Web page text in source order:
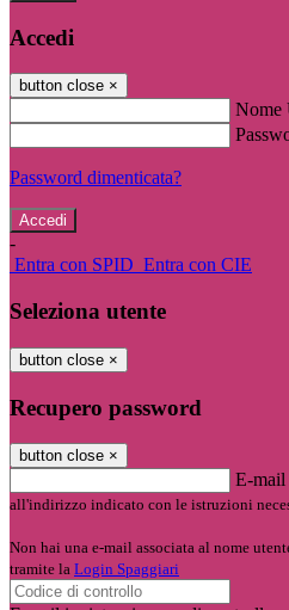
Accedi
button close ×
Nome
Password dimenticata?
-
Entra con SPID Entra con CIE
Seleziona utente
button close ×
Recupero password
button close ×
E-mail
all'indirizzo indicato con le istruzioni
Non hai una e-mail associata al nome
tramite la Login Spaggiari